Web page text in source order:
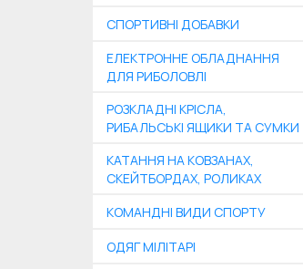
СПОРТИВНІ ДОБАВКИ
ЕЛЕКТРОННЕ ОБЛАДНАННЯ
ДЛЯ РИБОЛОВЛІ
РОЗКЛАДНІ КРІСЛА,
РИБАЛЬСЬКІ ЯЩИКИ ТА СУМКИ
КАТАННЯ НА КОВЗАНАХ,
СКЕЙТБОРДАХ, РОЛИКАХ
КОМАНДНІ ВИДИ СПОРТУ
ОДЯГ МІЛІТАРІ